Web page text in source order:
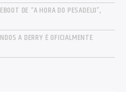
DE “A HORA DO PESADELO”,
A DERRY É OFICIALMENTE